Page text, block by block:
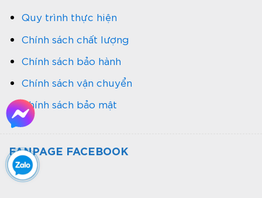
Quy trình thực hiện
Chính sách chất lượng
Chính sách bảo hành
Chính sách vận chuyển
Chính sách bảo mật
FANPAGE FACEBOOK